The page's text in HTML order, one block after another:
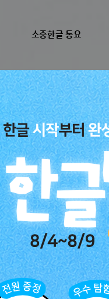
소중한글 동요